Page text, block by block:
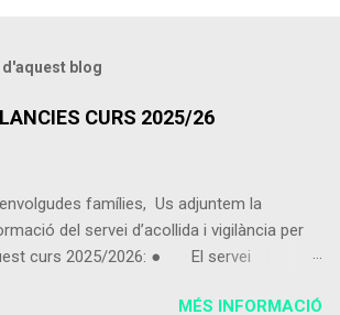
blog
CURS 2025/26
famílies, Us adjuntem la
del servei d’acollida i vigilància per
curs 2025/2026: ● El servei
2025. ● Els alumnes que vinguin
MÉS INFORMACIÓ